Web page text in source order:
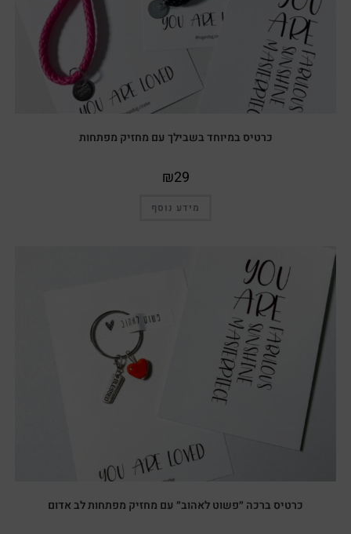
כרטיס במיוחד בשבילך עם מחזיק מפתחות
₪29
מידע נוסף
כרטיס ברכה ״פשוט לאהוב״ עם מחזיק מפתחות לב אדום